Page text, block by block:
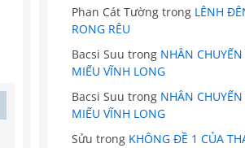
Phan Cát Tường trong LÊNH
RONG RÊU
Bacsi Suu trong NHÂN
MIẾU VĨNH LONG
Bacsi Suu trong NHÂN
MIẾU VĨNH LONG
Sửu trong KHÔNG ĐỀ 1 CỦA